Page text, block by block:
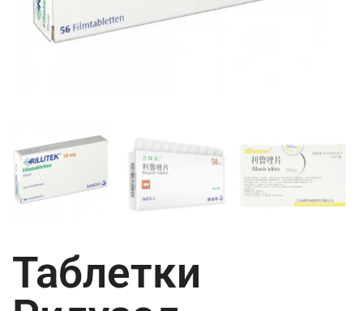
Таблетки